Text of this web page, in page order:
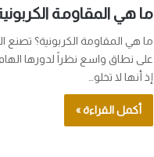
ما هي المقاومة
ما هي المقاومة الكربونية؟ تصنع
على نطاق واسع نظراً لدورها الهام
إذ أنها لا تخلو…
أكمل القراءة »